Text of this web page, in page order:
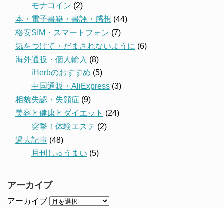
モナコイン (2)
本・電子書籍・書評・感想 (44)
格安SIM・スマートフォン (7)
気をつけて・だまされないように (6)
海外通販・個人輸入 (8)
iHerbのおすすめ (5)
中国通販・AliExpress (3)
相貌失認・失顔症 (9)
美容と健康とダイエット (24)
突撃！体験エステ (2)
過去記事 (48)
月刊しゅうまい (5)
アーカイブ
アーカイブ